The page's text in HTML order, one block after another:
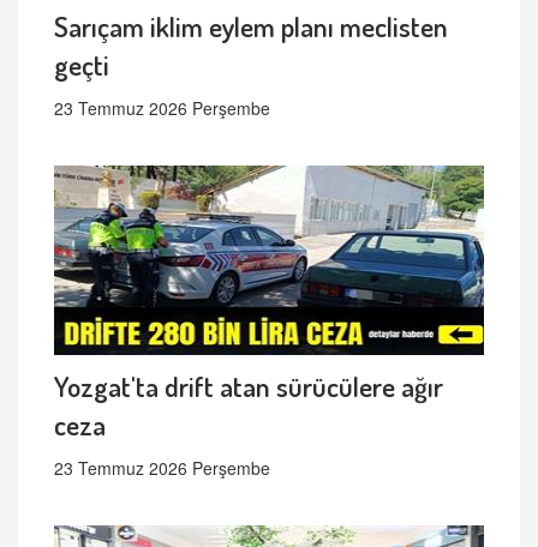
Sarıçam iklim eylem planı meclisten
geçti
23 Temmuz 2026 Perşembe
Yozgat'ta drift atan sürücülere ağır
ceza
23 Temmuz 2026 Perşembe